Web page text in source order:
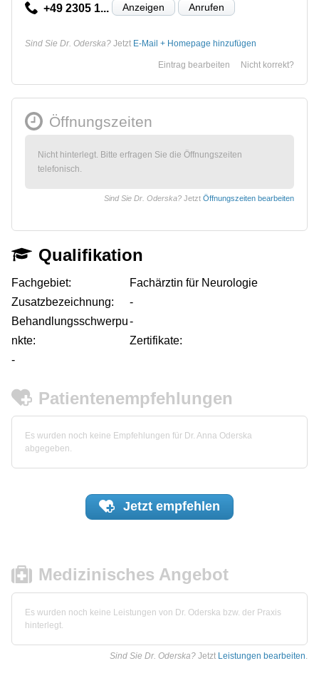
+49 2305 1... Anzeigen Anrufen
Sind Sie Dr. Oderska? Jetzt E-Mail + Homepage hinzufügen
Nicht korrekt?
Eintrag bearbeiten
Öffnungszeiten
Nicht hinterlegt. Bitte erfragen Sie die Öffnungszeiten
telefonisch.
Sind Sie Dr. Oderska? Jetzt Öffnungszeiten bearbeiten
Qualifikation
Fachgebiet:
Fachärztin für Neurologie
Zusatzbezeichnung:
-
Behandlungsschwerpu
nkte:
-
Zertifikate:
-
Patientenempfehlungen
Es wurden noch keine Empfehlungen für Dr. Anna Oderska
abgegeben.
Jetzt empfehlen
Medizinisches Angebot
Es wurden noch keine Leistungen von Dr. Oderska bzw. der Praxis
hinterlegt.
Sind Sie Dr. Oderska? Jetzt Leistungen bearbeiten.